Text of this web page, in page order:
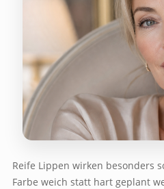
Reife Lippen wirken besonders
Farbe weich statt hart geplant